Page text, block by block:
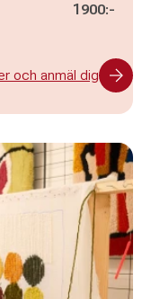
1900:-
och anmäl dig